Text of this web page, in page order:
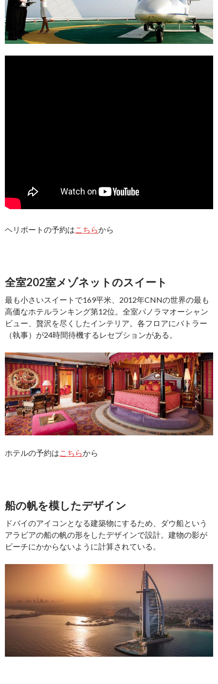
ヘリポートの予約はこちらから
全室202室メゾネットのスイート
最も小さいスイートで169平米、2012年CNNの世界の最も
高価なホテルランキング第12位。全室パノラマオーシャン
ビュー、贅沢を尽くしたインテリア。各フロアにバトラー
（執事）が24時間待機するレセプションがある。
ホテルの予約はこちらから
船の帆を模したデザイン
ドバイのアイコンとなる建築物にするため、ダウ船という
アラビアの船の帆の形をしたデザインで設計。建物の影が
ビーチにかからないように計算されている。